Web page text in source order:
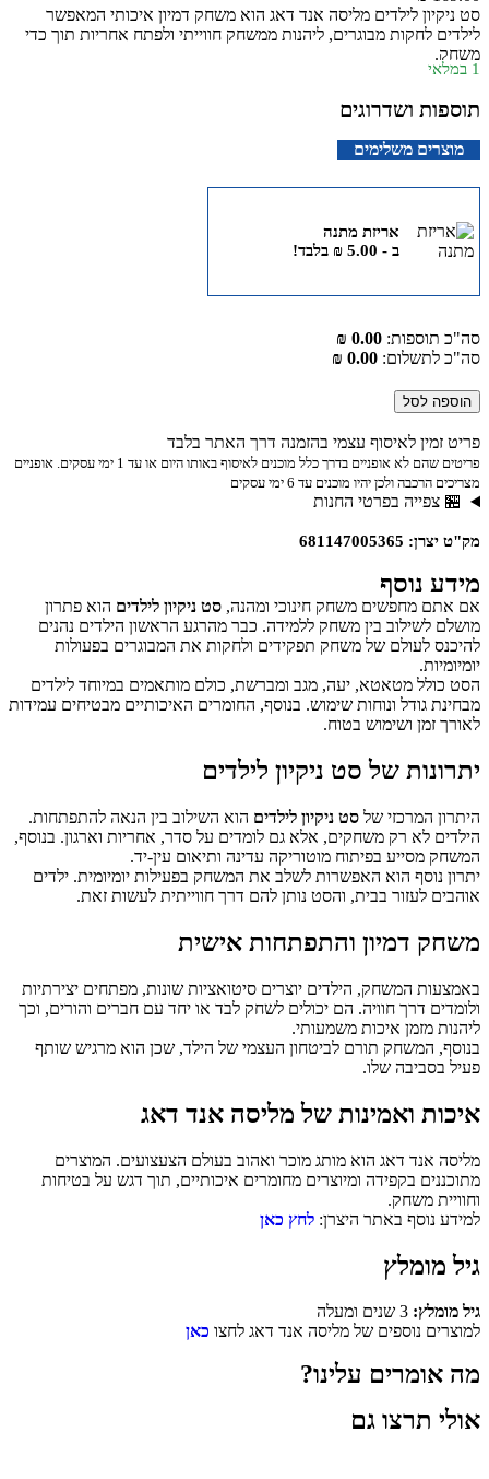
סט ניקיון לילדים מליסה אנד דאג הוא משחק דמיון איכותי המאפשר
לילדים לחקות מבוגרים, ליהנות ממשחק חווייתי ולפתח אחריות תוך כדי
משחק.
1 במלאי
תוספות ושדרוגים
מוצרים משלימים
אריזת מתנה
ב -
₪5.00 בלבד!
סה"כ תוספות: 0.00 ₪
סה"כ לתשלום: 0.00 ₪
הוספה לסל
פריט זמין לאיסוף עצמי בהזמנה דרך האתר בלבד
פריטים שהם לא אופניים בדרך כלל מוכנים לאיסוף באותו היום או עד 1 ימי עסקים. אופניים
מצריכים הרכבה ולכן יהיו מוכנים עד 6 ימי עסקים
🏪 צפייה בפרטי החנות
מק"ט יצרן: 681147005365
מידע נוסף
אם אתם מחפשים משחק חינוכי ומהנה, סט ניקיון לילדים הוא פתרון
מושלם לשילוב בין משחק ללמידה. כבר מהרגע הראשון הילדים נהנים
להיכנס לעולם של משחק תפקידים ולחקות את המבוגרים בפעולות
יומיומיות.
הסט כולל מטאטא, יעה, מגב ומברשת, כולם מותאמים במיוחד לילדים
מבחינת גודל ונוחות שימוש. בנוסף, החומרים האיכותיים מבטיחים עמידות
לאורך זמן ושימוש בטוח.
יתרונות של סט ניקיון לילדים
היתרון המרכזי של סט ניקיון לילדים הוא השילוב בין הנאה להתפתחות.
הילדים לא רק משחקים, אלא גם לומדים על סדר, אחריות וארגון. בנוסף,
המשחק מסייע בפיתוח מוטוריקה עדינה ותיאום עין-יד.
יתרון נוסף הוא האפשרות לשלב את המשחק בפעילות יומיומית. ילדים
אוהבים לעזור בבית, והסט נותן להם דרך חווייתית לעשות זאת.
משחק דמיון והתפתחות אישית
באמצעות המשחק, הילדים יוצרים סיטואציות שונות, מפתחים יצירתיות
ולומדים דרך חוויה. הם יכולים לשחק לבד או יחד עם חברים והורים, וכך
ליהנות מזמן איכות משמעותי.
בנוסף, המשחק תורם לביטחון העצמי של הילד, שכן הוא מרגיש שותף
פעיל בסביבה שלו.
איכות ואמינות של מליסה אנד דאג
מליסה אנד דאג הוא מותג מוכר ואהוב בעולם הצעצועים. המוצרים
מתוכננים בקפידה ומיוצרים מחומרים איכותיים, תוך דגש על בטיחות
וחוויית משחק.
למידע נוסף באתר היצרן: לחץ כאן
גיל מומלץ
גיל מומלץ:
למוצרים נוספים של מליסה אנד דאג לחצו כאן
מה אומרים עלינו?
אולי תרצו גם